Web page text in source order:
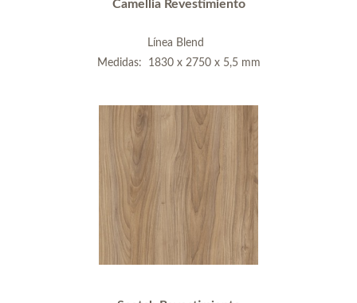
Camellia Revestimiento
Línea Blend
Medidas: 1830 x 2750 x 5,5 mm